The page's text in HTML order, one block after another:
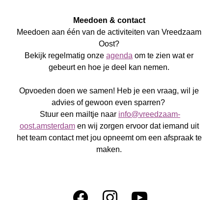
Meedoen & contact
Meedoen aan één van de activiteiten van Vreedzaam
Oost?
Bekijk regelmatig onze agenda om te zien wat er
gebeurt en hoe je deel kan nemen.
Opvoeden doen we samen! Heb je een vraag, wil je
advies of gewoon even sparren?
Stuur een mailtje naar info@vreedzaam-
oost.amsterdam en wij zorgen ervoor dat iemand uit
het team contact met jou opneemt om een afspraak te
maken.